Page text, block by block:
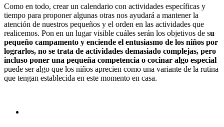
Como en todo, crear un calendario con actividades específicas y
tiempo para proponer algunas otras nos ayudará a mantener la
atención de nuestros pequeños y el orden en las actividades que
realicemos. Pon en un lugar visible cuáles serán los objetivos de su
pequeño campamento y enciende el entusiasmo de los niños por
lograrlos, no se trata de actividades demasiado complejas, pero
incluso poner una pequeña competencia o cocinar algo especial
puede ser algo que los niños aprecien como una variante de la rutina
que tengan establecida en este momento en casa.